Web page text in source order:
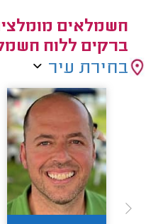
חשמלאים
ברקים ללוח
בחירת עיר